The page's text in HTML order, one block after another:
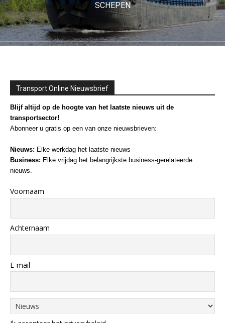
SCHEPEN
Transport Online Nieuwsbrief
Blijf altijd op de hoogte van het laatste nieuws uit de
transportsector!
Abonneer u gratis op een van onze nieuwsbrieven:
Nieuws: Elke werkdag het laatste nieuws
Business: Elke vrijdag het belangrijkste business-gerelateerde
nieuws.
Voornaam
Achternaam
E-mail